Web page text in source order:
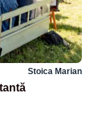
Stoica Marian